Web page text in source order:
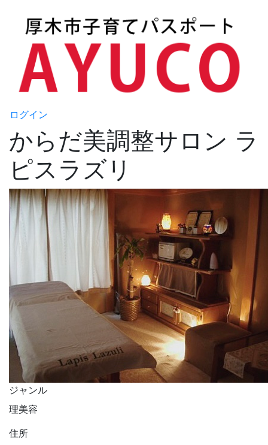
ログイン
からだ美調整サロン ラ
ピスラズリ
ジャンル
理美容
住所